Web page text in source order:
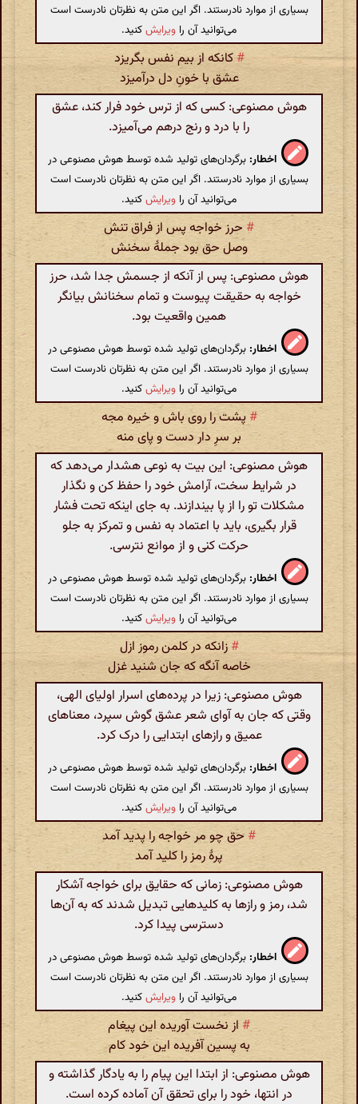
بسیاری از موارد نادرستند. اگر این متن به نظرتان نادرست است
می‌توانید آن را ویرایشکنید.
#کانکه از بیم نفس بگریزد
عشق با خونِ دل درآمیزد
هوش مصنوعی: کسی که از ترس خود فرار کند، عشق
را با درد و رنج درهم می‌آمیزد.
اخطار: برگردان‌های تولید شده توسط هوش مصنوعی در
بسیاری از موارد نادرستند. اگر این متن به نظرتان نادرست است
می‌توانید آن را ویرایشکنید.
# حرز خواجه پس از فراق تنش
وصل حق بود جملهٔ سخنش
هوش مصنوعی: پس از آنکه از جسمش جدا شد، حرز
خواجه به حقیقت پیوست و تمام سخنانش بیانگر
همین واقعیت بود.
اخطار: برگردان‌های تولید شده توسط هوش مصنوعی در
بسیاری از موارد نادرستند. اگر این متن به نظرتان نادرست است
می‌توانید آن را ویرایشکنید.
# پشت را روی باش و خیره مجه
بر سرِ دار دست و پای منه
هوش مصنوعی: این بیت به نوعی هشدار می‌دهد که
در شرایط سخت، آرامش خود را حفظ کن و نگذار
مشکلات تو را از پا بیندازند. به جای اینکه تحت فشار
قرار بگیری، باید با اعتماد به نفس و تمرکز به جلو
حرکت کنی و از موانع نترسی.
اخطار: برگردان‌های تولید شده توسط هوش مصنوعی در
بسیاری از موارد نادرستند. اگر این متن به نظرتان نادرست است
می‌توانید آن را ویرایشکنید.
# زانکه در کلمن رموز ازل
خاصه آنگه که جان شنید غزل
هوش مصنوعی: زیرا در پرده‌های اسرار اولیای الهی،
وقتی که جان به آوای شعر عشق گوش سپرد، معناهای
عمیق و رازهای ابتدایی را درک کرد.
اخطار: برگردان‌های تولید شده توسط هوش مصنوعی در
بسیاری از موارد نادرستند. اگر این متن به نظرتان نادرست است
می‌توانید آن را ویرایشکنید.
# حق چو مر خواجه را پدید آمد
پرهٔ رمز را کلید آمد
هوش مصنوعی: زمانی که حقایق برای خواجه آشکار
شد، رمز و رازها به کلیدهایی تبدیل شدند که به آن‌ها
دسترسی پیدا کرد.
اخطار: برگردان‌های تولید شده توسط هوش مصنوعی در
بسیاری از موارد نادرستند. اگر این متن به نظرتان نادرست است
می‌توانید آن را ویرایشکنید.
# از نخست آوریده این پیغام
به پسین آفریده این خود کام
هوش مصنوعی: از ابتدا این پیام را به یادگار گذاشته و
در انتها، خود را برای تحقق آن آماده کرده است.